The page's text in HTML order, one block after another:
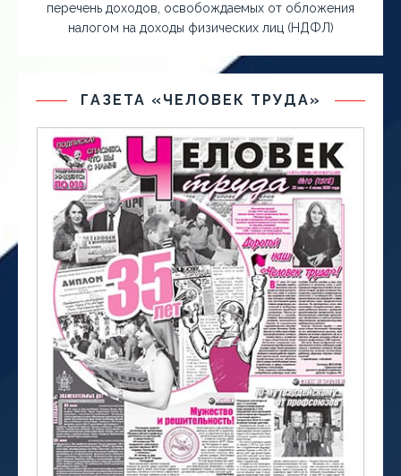
перечень доходов, освобождаемых от обложения
налогом на доходы физических лиц (НДФЛ)
ГАЗЕТА «ЧЕЛОВЕК ТРУДА»